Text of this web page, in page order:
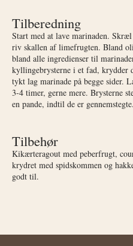
Tilberedning
Start med at lave marinaden.
riv skallen af limefrugten. Bland
bland alle ingredienser til
kyllingebrysterne i et fad, krydder
tykt lag marinade på begge sider.
3-4 timer, gerne mere. Brysterne
en pande, indtil de er gennemstegte.
Tilbehør
Kikærteragout med peberfrugt,
krydret med spidskommen og
godt til.